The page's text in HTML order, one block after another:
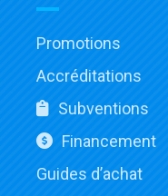
Promotions
Accréditations
Subventions
Financement
Guides d’achat